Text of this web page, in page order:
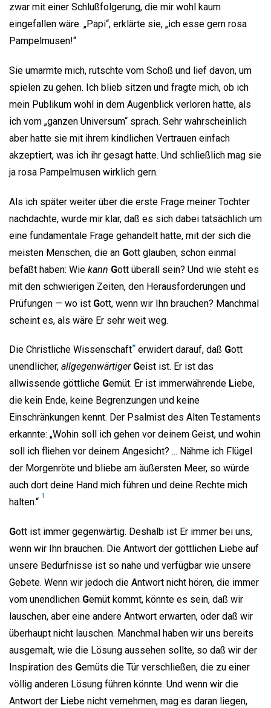
zwar mit einer Schlußfolgerung, die mir wohl kaum
eingefallen wäre. „Papi“, erklärte sie, „ich esse gern rosa
Pampelmusen!“
Sie umarmte mich, rutschte vom Schoß und lief davon, um
spielen zu gehen. Ich blieb sitzen und fragte mich, ob ich
mein Publikum wohl in dem Augenblick verloren hatte, als
ich vom „ganzen Universum“ sprach. Sehr wahrscheinlich
aber hatte sie mit ihrem kindlichen Vertrauen einfach
akzeptiert, was ich ihr gesagt hatte. Und schließlich mag sie
ja rosa Pampelmusen wirklich gern.
Als ich später weiter über die erste Frage meiner Tochter
nachdachte, wurde mir klar, daß es sich dabei tatsächlich um
eine fundamentale Frage gehandelt hatte, mit der sich die
meisten Menschen, die an Gott glauben, schon einmal
befaßt haben: Wie kann Gott überall sein? Und wie steht es
mit den schwierigen Zeiten, den Herausforderungen und
Prüfungen — wo ist Gott, wenn wir Ihn brauchen? Manchmal
scheint es, als wäre Er sehr weit weg.
Die Christliche Wissenschaft* erwidert darauf, daß Gott
unendlicher, allgegenwärtiger Geist ist. Er ist das
allwissende göttliche Gemüt. Er ist immerwährende Liebe,
die kein Ende, keine Begrenzungen und keine
Einschränkungen kennt. Der Psalmist des Alten Testaments
erkannte: „Wohin soll ich gehen vor deinem Geist, und wohin
soll ich fliehen vor deinem Angesicht? ... Nähme ich Flügel
der Morgenröte und bliebe am äußersten Meer, so würde
auch dort deine Hand mich führen und deine Rechte mich
halten.“
1
Gott ist immer gegenwärtig. Deshalb ist Er immer bei uns,
wenn wir Ihn brauchen. Die Antwort der göttlichen Liebe auf
unsere Bedürfnisse ist so nahe und verfügbar wie unsere
Gebete. Wenn wir jedoch die Antwort nicht hören, die immer
vom unendlichen Gemüt kommt, könnte es sein, daß wir
lauschen, aber eine andere Antwort erwarten, oder daß wir
überhaupt nicht lauschen. Manchmal haben wir uns bereits
ausgemalt, wie die Lösung aussehen sollte, so daß wir der
Inspiration des Gemüts die Tür verschließen, die zu einer
völlig anderen Lösung führen könnte. Und wenn wir die
Antwort der Liebe nicht vernehmen, mag es daran liegen,